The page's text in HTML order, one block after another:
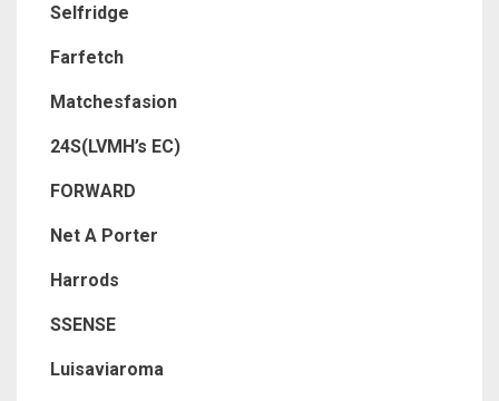
Selfridge
Farfetch
Matchesfasion
24S(LVMH’s EC)
FORWARD
Net A Porter
Harrods
SSENSE
Luisaviaroma